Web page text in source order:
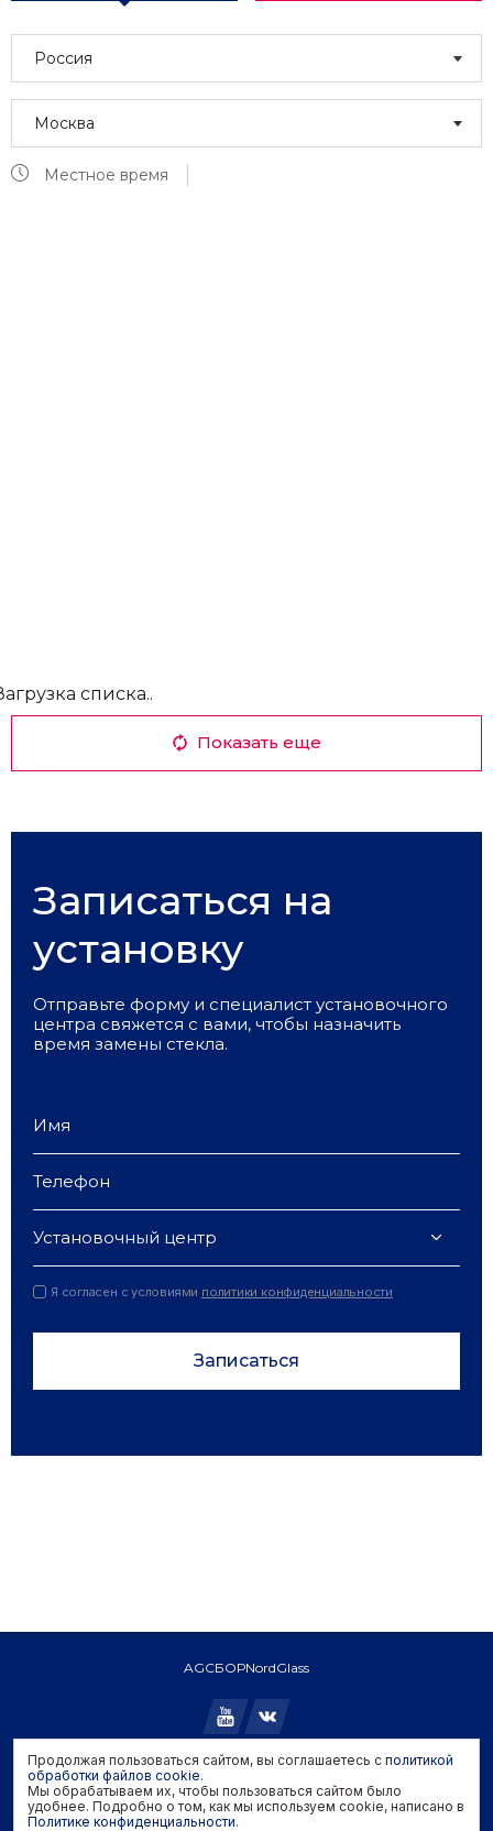
Россия
Москва
Местное время
списка..
Показать еще
Записаться на
установку
Отправьте форму и специалист установочного
центра свяжется с вами, чтобы назначить
время замены стекла.
Установочный центр
Я согласен с условиями политики конфиденциальности
Записаться
AGCБОРNordGlass
Copyright © 2026 AGC. All rights reserved.
Политика конфиденциальности
Политика обработки файлов cookie
Продолжая пользоваться сайтом, вы соглашаетесь с политикой
обработки файлов cookie.
Мы обрабатываем их, чтобы пользоваться сайтом было
удобнее. Подробно о том, как мы используем cookie, написано в
Политике конфиденциальности.